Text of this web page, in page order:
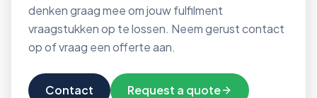
denken graag mee om jouw fulfilment
vraagstukken op te lossen. Neem gerust contact
op of vraag een offerte aan.
Contact Request a quote